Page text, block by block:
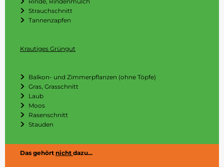
Strauchschnitt
Tannenzapfen
Krautiges Grüngut
Balkon- und Zimmerpflanzen (ohne Töpfe)
Gras, Grasschnitt
Laub
Moos
Rasenschnitt
Stauden
Das gehört nicht dazu...